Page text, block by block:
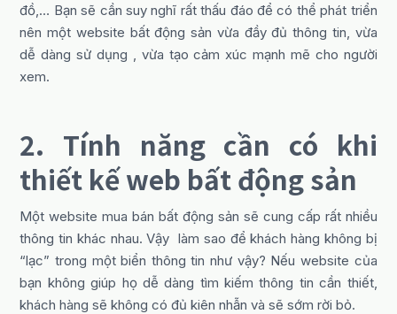
đồ,… Bạn sẽ cần suy nghĩ rất thấu đáo để có thể phát triển
nên một website bất động sản vừa đầy đủ thông tin, vừa
dễ dàng sử dụng , vừa tạo cảm xúc mạnh mẽ cho người
xem.
2. Tính năng cần có khi
thiết kế web bất động sản
Một website mua bán bất động sản sẽ cung cấp rất nhiều
thông tin khác nhau. Vậy làm sao để khách hàng không bị
“lạc” trong một biển thông tin như vậy? Nếu website của
bạn không giúp họ dễ dàng tìm kiếm thông tin cần thiết,
khách hàng sẽ không có đủ kiên nhẫn và sẽ sớm rời bỏ.